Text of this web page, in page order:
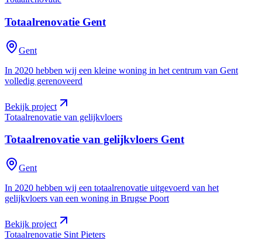
Totaalrenovatie Gent
Gent
In 2020 hebben wij een kleine woning in het centrum van Gent
volledig gerenoveerd
Bekijk project
Totaalrenovatie van gelijkvloers
Totaalrenovatie van gelijkvloers Gent
Gent
In 2020 hebben wij een totaalrenovatie uitgevoerd van het
gelijkvloers van een woning in Brugse Poort
Bekijk project
Totaalrenovatie Sint Pieters